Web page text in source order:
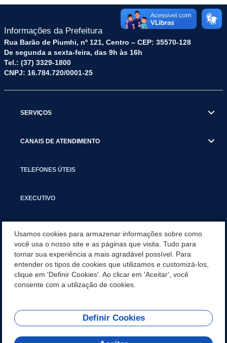
Informações da Prefeitura
Rua Barão de Piumhi, nº 121, Centro – CEP: 35570-128
De segunda a sexta-feira, das 9h às 16h
Tel.: (37) 3329-1800
CNPJ: 16.784.720/0001-25
SERVIÇOS
CANAIS DE ATENDIMENTO
TELEFONES ÚTEIS
EXECUTIVO
APLICATIVO
SECRETARIAS
REDES SOCIAIS
Usamos cookies para armazenar informações sobre como
você usa o nosso site e as páginas que visita. Tudo para
tornar sua experiência a mais agradável possível. Para
entender os tipos de cookies que utilizamos e customizá-los,
clique em 'Definir Cookies'. Ao clicar em 'Aceitar', você
consente com a utilização de cookies.
Definir Cookies